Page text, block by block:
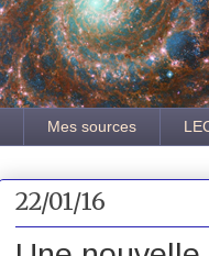
Mes sources
22/01/16